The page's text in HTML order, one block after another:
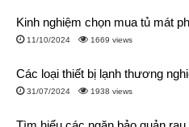
Mỗi năm, hãng TCL luôn
mới nhất để đáp ứng được hầu
Xuất xứ
TCL có nhiều cơ sở sản xuất
tivi TCL phân phối tại thị
Kinh nghiệm chọn mua tủ mát
11/10/2024 1669 views
Các loại thiết bị lạnh thương
31/07/2024 1938 views